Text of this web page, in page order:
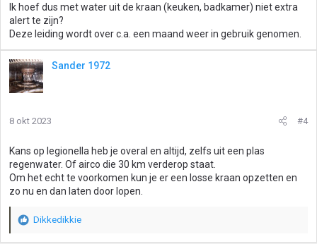
Ik hoef dus met water uit de kraan (keuken, badkamer) niet extra
alert te zijn?
Deze leiding wordt over c.a. een maand weer in gebruik genomen.
Sander 1972
8 okt 2023 #4
Kans op legionella heb je overal en altijd, zelfs uit een plas
regenwater. Of airco die 30 km verderop staat.
Om het echt te voorkomen kun je er een losse kraan opzetten en
zo nu en dan laten door lopen.
W
Dikkedikkie